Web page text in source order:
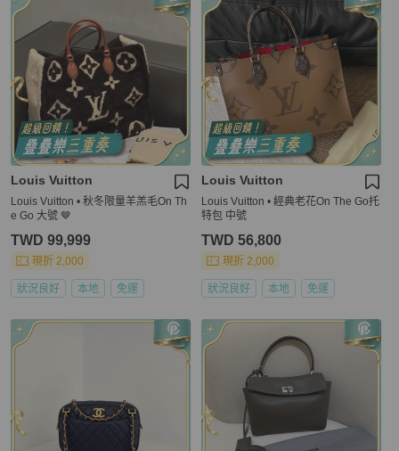
Louis Vuitton
Louis Vuitton • 秋冬限量羊羔毛On Th
e Go 大號 🤎
TWD 99,999
現折 2,000
狀況良好 本地 免運
Louis Vuitton
Louis Vuitton • 經典老花On The Go托
特包 中號
TWD 56,800
現折 2,000
狀況良好 本地 免運